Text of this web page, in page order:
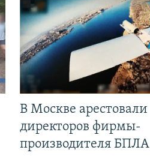
В Москве арестовали
директоров фирмы-
производителя БПЛА